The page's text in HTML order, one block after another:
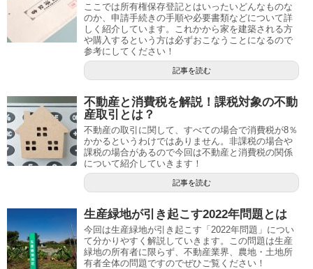
ここでは所有権保存登記とはいったいどんなものな
のか、申請手続きの手順や必要書類などについて詳
しく紹介しています。これかから家を建築される方
や購入するという方は必ずおこなうことになるので
参考にしてください！
記事を読む
不動産と消費税を解説！課税対象の不動
産取引とは？
不動産の取引に関して、すべての場合で消費税が8％
かかるというわけではありません。非課税の場合や
課税の場合があるので今回は不動産と消費税の関係
について紹介していきます！
記事を読む
生産緑地が引き起こす2022年問題とは
今回は生産緑地が引き起こす「2022年問題」につい
て分かりやすく解説していきます。この問題は生産
緑地の所有者に限らず、不動産業界、農地・土地所
有者全体の問題ですのでぜひご覧ください！